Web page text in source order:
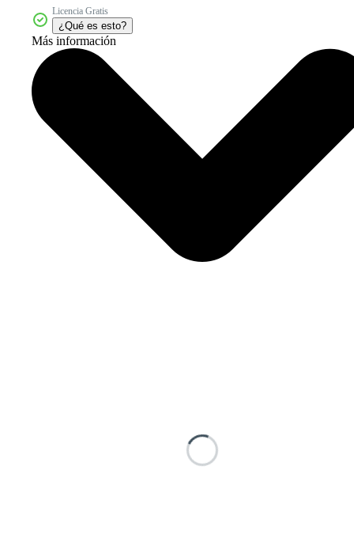
Licencia Gratis
¿Qué es esto?
Más información